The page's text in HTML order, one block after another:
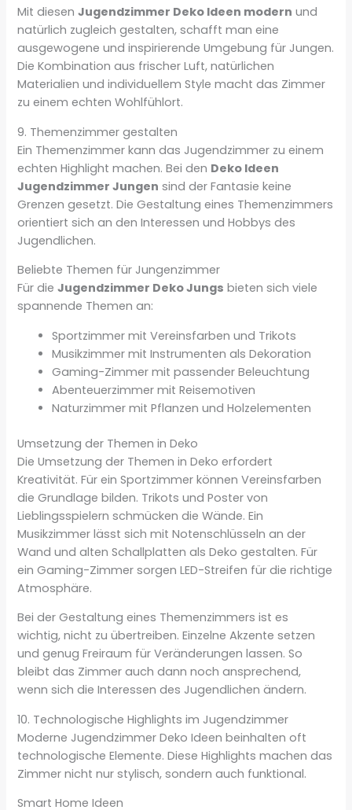
Mit diesenJugendzimmer Deko Ideen modern und
natürlich zugleich gestalten, schafft man eine
ausgewogene und inspirierende Umgebung für Jungen.
Die Kombination aus frischer Luft, natürlichen
Materialien und individuellem Style macht das Zimmer
zu einem echten Wohlfühlort.
9. Themenzimmer gestalten
Ein Themenzimmer kann das Jugendzimmer zu einem
echten Highlight machen. Bei den Deko Ideen
Jugendzimmer Jungen sind der Fantasie keine
Grenzen gesetzt. Die Gestaltung eines Themenzimmers
orientiert sich an den Interessen und Hobbys des
Jugendlichen.
Beliebte Themen für Jungenzimmer
Für dieJugendzimmer Deko Jungs bieten sich viele
spannende Themen an:
Sportzimmer mit Vereinsfarben und Trikots
Musikzimmer mit Instrumenten als Dekoration
Gaming-Zimmer mit passender Beleuchtung
Abenteuerzimmer mit Reisemotiven
Naturzimmer mit Pflanzen und Holzelementen
Umsetzung der Themen in Deko
Die Umsetzung der Themen in Deko erfordert
Kreativität. Für ein Sportzimmer können Vereinsfarben
die Grundlage bilden. Trikots und Poster von
Lieblingsspielern schmücken die Wände. Ein
Musikzimmer lässt sich mit Notenschlüsseln an der
Wand und alten Schallplatten als Deko gestalten. Für
ein Gaming-Zimmer sorgen LED-Streifen für die richtige
Atmosphäre.
Bei der Gestaltung eines Themenzimmers ist es
wichtig, nicht zu übertreiben. Einzelne Akzente setzen
und genug Freiraum für Veränderungen lassen. So
bleibt das Zimmer auch dann noch ansprechend,
wenn sich die Interessen des Jugendlichen ändern.
10. Technologische Highlights im Jugendzimmer
Moderne Jugendzimmer Deko Ideen beinhalten oft
technologische Elemente. Diese Highlights machen das
Zimmer nicht nur stylisch, sondern auch funktional.
Smart Home Ideen